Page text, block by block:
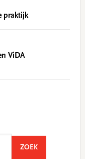
praktijk
ViDA
ZOEKSEARCH